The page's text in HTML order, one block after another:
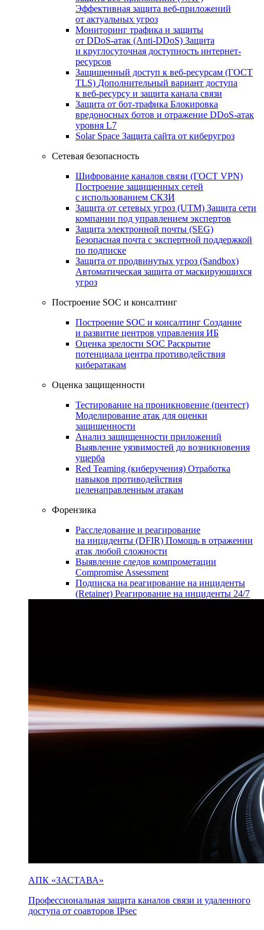
Эффективная защита веб-приложений
от актуальных угроз
Мониторинг трафика и защиты
от DDoS‑атак (Anti‑DDoS) Защита
и круглосуточная доступность интернет-
ресурсов
Защищенный доступ к веб-ресурсам (ГОСТ
TLS) Дополнительный вариант доступа
к веб‑ресурсу и защита канала связи
Защита от бот‑трафика Блокировка
вредоносных ботов и отражение DDoS‑атак
уровня L7
Solar Space Защита сайта от киберугроз
Сетевая безопасность
Шифрование каналов связи (ГОСТ VPN)
Построение защищенных сетей
с использованием СКЗИ
Защита от сетевых угроз (UTM) Защита сети
компании под управлением экспертов
Защита электронной почты (SEG)
Безопасная почта с экспертной поддержкой
по подписке
Защита от продвинутых угроз (Sandbox)
Автоматическая защита от маскирующихся
угроз
Построение SOC и консалтинг
Построение SOC и консалтинг Создание
и развитие центров управления ИБ
Оценка зрелости SOC Раскрытие
потенциала центра противодействия
кибератакам
Оценка защищенности
Тестирование на проникновение (пентест)
Моделирование атак для оценки
защищенности
Анализ защищенности приложений
Выявление уязвимостей до возникновения
ущерба
Red Teaming (киберучения) Отработка
навыков противодействия
целенаправленным атакам
Форензика
Расследование и реагирование
на инциденты (DFIR) Помощь в отражении
атак любой сложности
Выявление следов компрометации
Compromise Assessment
Подписка на реагирование на инциденты
(Retainer) Реагирование на инциденты 24/7
АПК «ЗАСТАВА»
Профессиональная защита каналов связи и удаленного
доступа от соавторов IPsec